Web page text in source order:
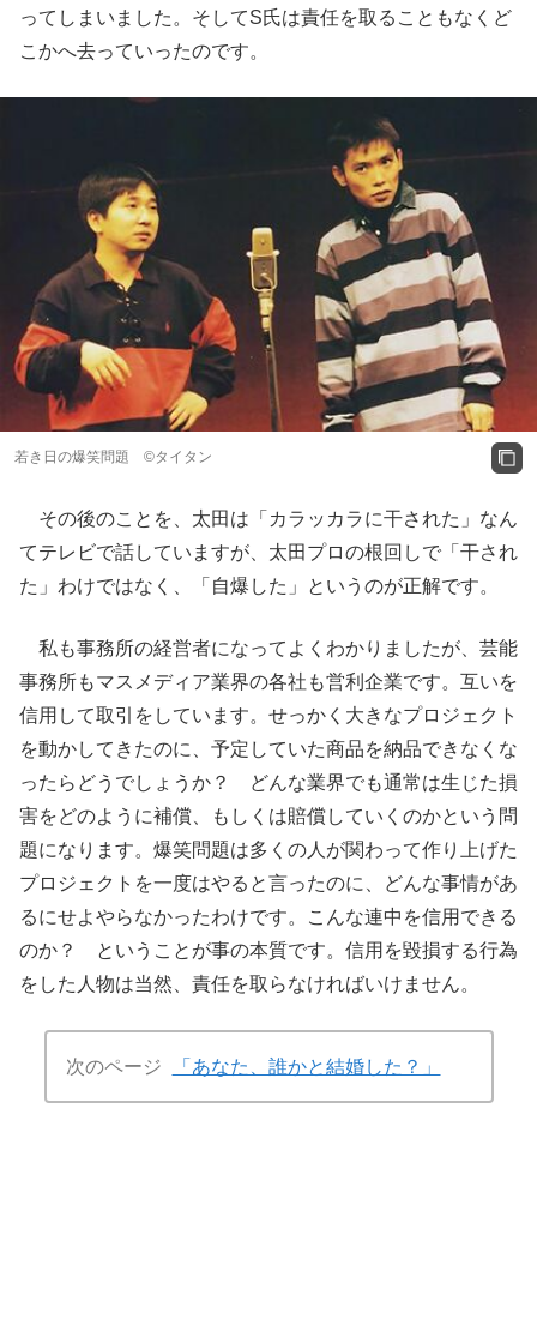
ってしまいました。そしてS氏は責任を取ることもなくど
こかへ去っていったのです。
若き日の爆笑問題 ©タイタン
その後のことを、太田は「カラッカラに干された」なん
てテレビで話していますが、太田プロの根回しで「干され
た」わけではなく、「自爆した」というのが正解です。
私も事務所の経営者になってよくわかりましたが、芸能
事務所もマスメディア業界の各社も営利企業です。互いを
信用して取引をしています。せっかく大きなプロジェクト
を動かしてきたのに、予定していた商品を納品できなくな
ったらどうでしょうか？ どんな業界でも通常は生じた損
害をどのように補償、もしくは賠償していくのかという問
題になります。爆笑問題は多くの人が関わって作り上げた
プロジェクトを一度はやると言ったのに、どんな事情があ
るにせよやらなかったわけです。こんな連中を信用できる
のか？ ということが事の本質です。信用を毀損する行為
をした人物は当然、責任を取らなければいけません。
次のページ 「あなた、誰かと結婚した？」